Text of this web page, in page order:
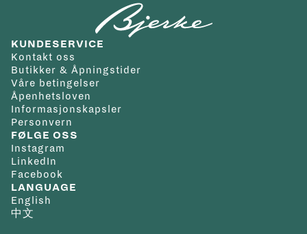
KUNDESERVICE
Kontakt oss
Butikker & Åpningstider
Våre betingelser
Åpenhetsloven
Informasjonskapsler
Personvern
FØLGE OSS
Instagram
LinkedIn
Facebook
LANGUAGE
English
中文